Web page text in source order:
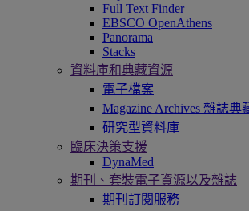
Full Text Finder
EBSCO OpenAthens
Panorama
Stacks
資料庫和典藏資源
電子檔案
Magazine Archives 雜誌典
研究型資料庫
臨床決策支援
DynaMed
期刊、套裝電子資源以及雜誌
期刊訂閱服務